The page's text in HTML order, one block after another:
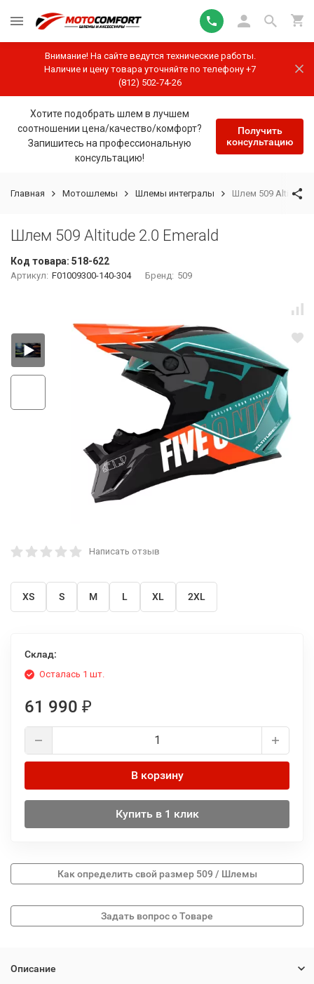
Внимание! На сайте ведутся технические работы.
Наличие и цену товара уточняйте по телефону +7
(812) 502-74-26
Хотите подобрать шлем в лучшем
соотношении цена/качество/комфорт?
Запишитесь на профессиональную
консультацию!
Получить
консультацию
Главная Мотошлемы Шлемы интегралы Шлем 509 Altitude
Шлем 509 Altitude 2.0 Emerald
Код товара: 518-622
Артикул: F01009300-140-304 Бренд: 509
Написать отзыв
XS S M L XL 2XL
Склад:
Осталась 1 шт.
61 990 ₽
В корзину
Купить в 1 клик
Как определить свой размер 509 / Шлемы
Описание